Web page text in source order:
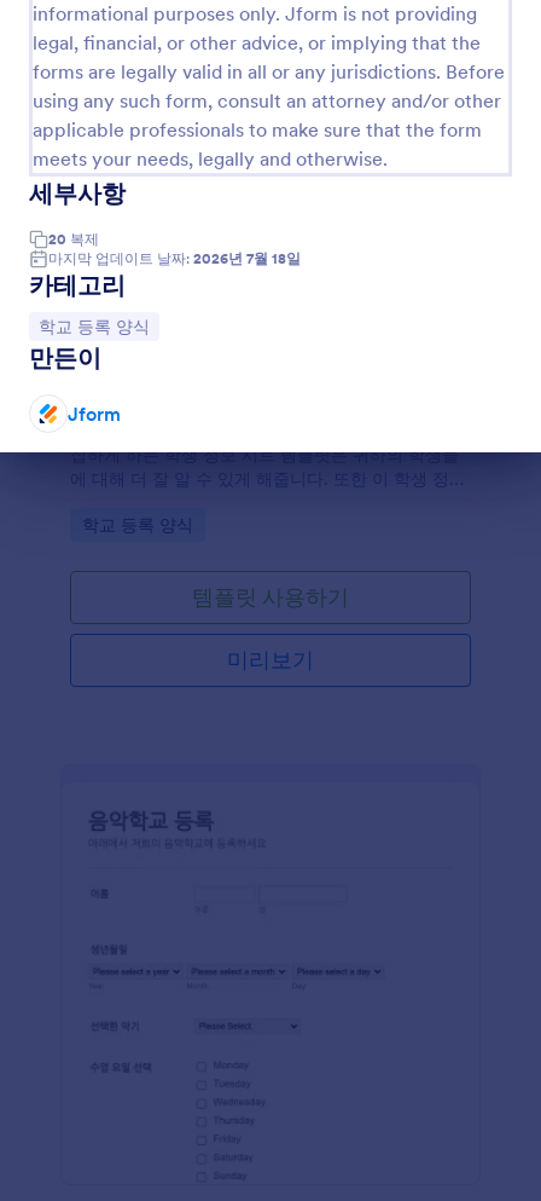
informational purposes only. Jform is not providing
legal, financial, or other advice, or implying that the
forms are legally valid in all or any jurisdictions. Before
using any such form, consult an attorney and/or other
applicable professionals to make sure that the form
meets your needs, legally and otherwise.
세부사항
20 복제
마지막 업데이트 날짜: 2026년 7월 18일
카테고리
카테고리로 이동:
학교 등록 양식
만든이
Jform
집하게 하는 학생 정보 시트 템플릿은 귀하의 학생들
에 대해 더 잘 알 수 있게 해줍니다. 또한 이 학생 정보
때 도움을 줄 수 있습니다.
Go to Category:
학교 등록 양식
템플릿 사용하기
미리보기